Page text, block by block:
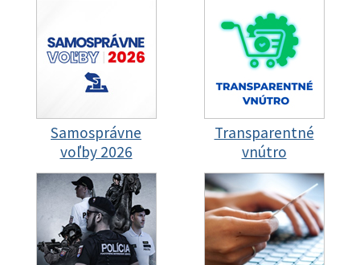
Samosprávne
voľby 2026
Transparentné
vnútro